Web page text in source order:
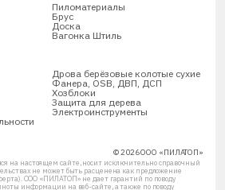
Пиломатериалы
Брус
Доска
Вагонка Штиль
Дрова берёзовые колотые сухие
Фанера, OSB, ДВП, ДСП
Хозблоки
Защита для дерева
Электроинструменты
© 2026 ООО «ПИЛАТОП»
на настоящем сайте, носит исключительно справочный
не может быть расценена как предложение
ООО «ПИЛАТОП» не дает гарантий по поводу
информации на веб-сайте, а также по поводу